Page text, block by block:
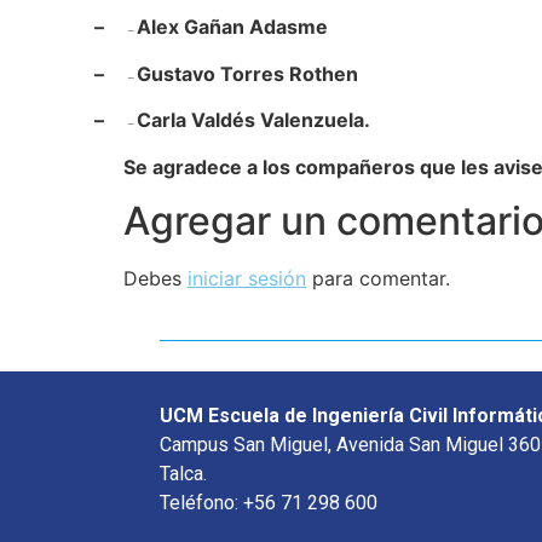
– – Alex Gañan Adasme
– – Gustavo Torres Rothen
– – Carla Valdés Valenzuela.
Se agradece a los compañeros que les
Agregar un comentario
Debes iniciar sesión para comentar.
UCM Escuela de Ingeniería Civil
Campus San Miguel, Avenida San Miguel
Talca.
Teléfono: +56 71 298 600